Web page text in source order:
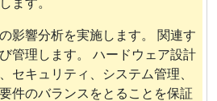
影響分析を実施します。 関連す
管理します。 ハードウェア設計
セキュリティ、システム管理、
件のバランスをとることを保証